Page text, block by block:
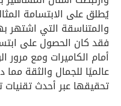
يُطلق على الابتسامة
والمتناسقة التي اشتهر
فقد كان الحصول على
أمام الكاميرات ومع مرور
عالميًا للجمال والثقة
تحقيقها عبر أحدث تقنيات